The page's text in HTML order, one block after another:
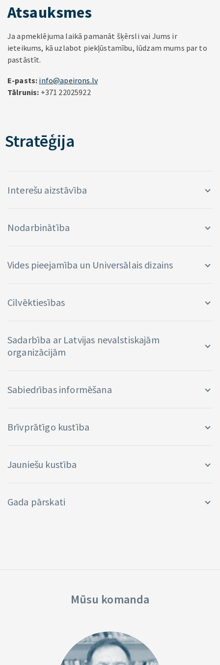
Atsauksmes
Ja apmeklējuma laikā pamanāt šķērsli vai Jums ir
ieteikums, kā uzlabot piekļūstamību, lūdzam mums par to
pastāstīt.
E-pasts: info@apeirons.lv
Tālrunis: +371 22025922
Stratēģija
Interešu aizstāvība
Nodarbinātība
Vides pieejamība un Universālais dizains
Cilvēktiesības
Sadarbība ar Latvijas nevalstiskajām
organizācijām
Sabiedrības informēšana
Brīvprātīgo kustība
Jauniešu kustība
Gada pārskati
Mūsu komanda